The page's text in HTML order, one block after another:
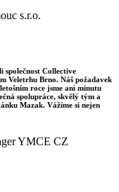
s.r.o.
společnost Collective
Veletrhu Brno. Náš požadavek
roce jsme ani minutu
spolupráce, skvělý tým a
Mazak. Vážíme si nejen
YMCE CZ